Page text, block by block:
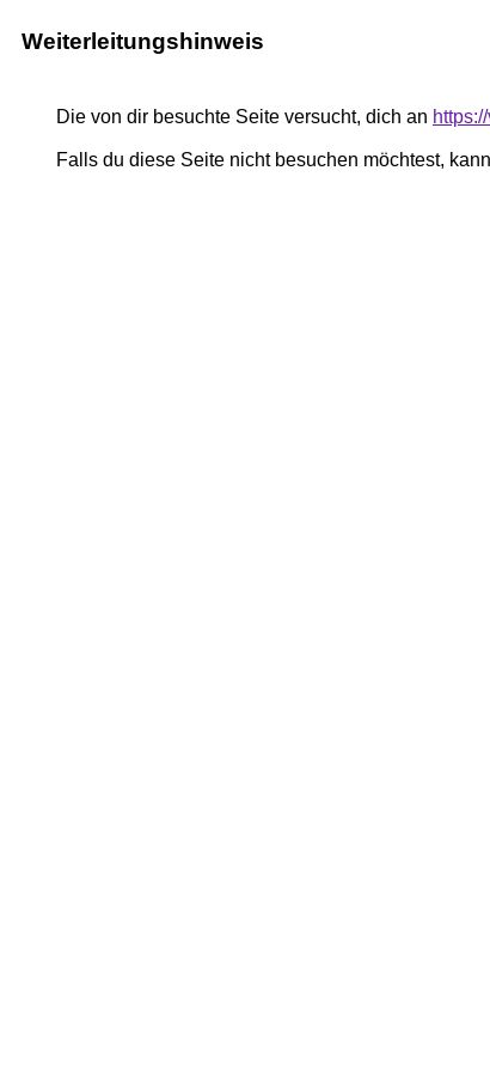
Weiterleitungshinweis
Die von dir besuchte Seite versucht, dich an
Falls du diese Seite nicht besuchen möchtest,